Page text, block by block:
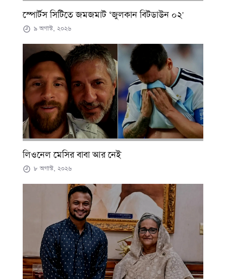
স্পোর্টস সিটিতে জমজমাট ‘জুলকান বিটডাউন ০২'
৯ অগাস্ট, ২০২৬
লিওনেল মেসির বাবা আর নেই
৮ অগাস্ট, ২০২৬